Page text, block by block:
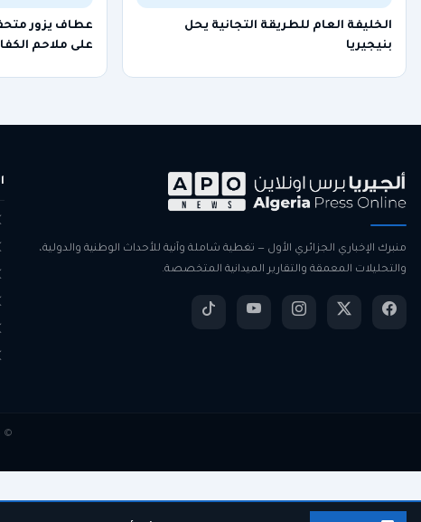
الخليفة العام للطريقة التجانية يحل
بنيجيريا
عطاف يزور
على ملاحم
منبرك الإخباري الجزائري الأول — تغطية شاملة وآنية للأحداث الوطنية والدولية،
والتحليلات المعمقة والتقارير الميدانية المتخصصة.
© 2026 Algeria Press Online